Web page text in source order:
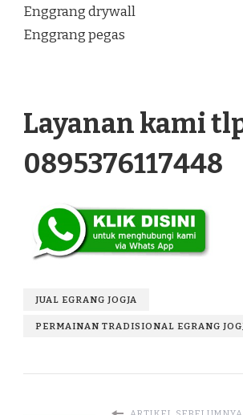
Enggrang drywall
Enggrang pegas
Layanan kami
0895376117448
JUAL EGRANG JOGJA
PERMAINAN TRADISIONAL EGRANG